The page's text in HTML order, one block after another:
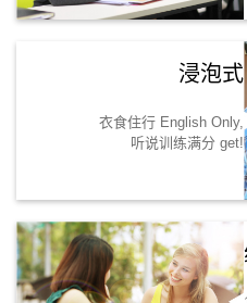
浸泡式
衣食住行 English Only,
听说训练满分 get!